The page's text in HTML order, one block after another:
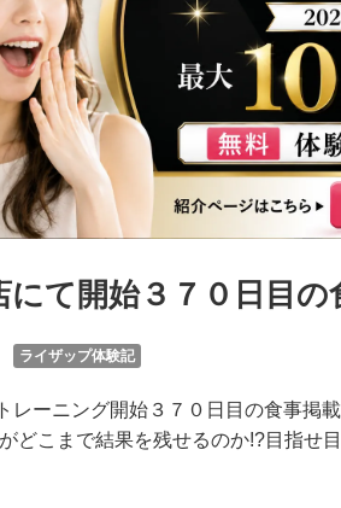
て開始３７０日目の
ライザップ体験記
レーニング開始３７０日目の食事掲
どこまで結果を残せるのか!?目指せ